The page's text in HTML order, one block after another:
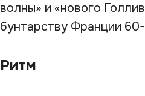
волны» и «нового
бунтарству Франции
Ритм